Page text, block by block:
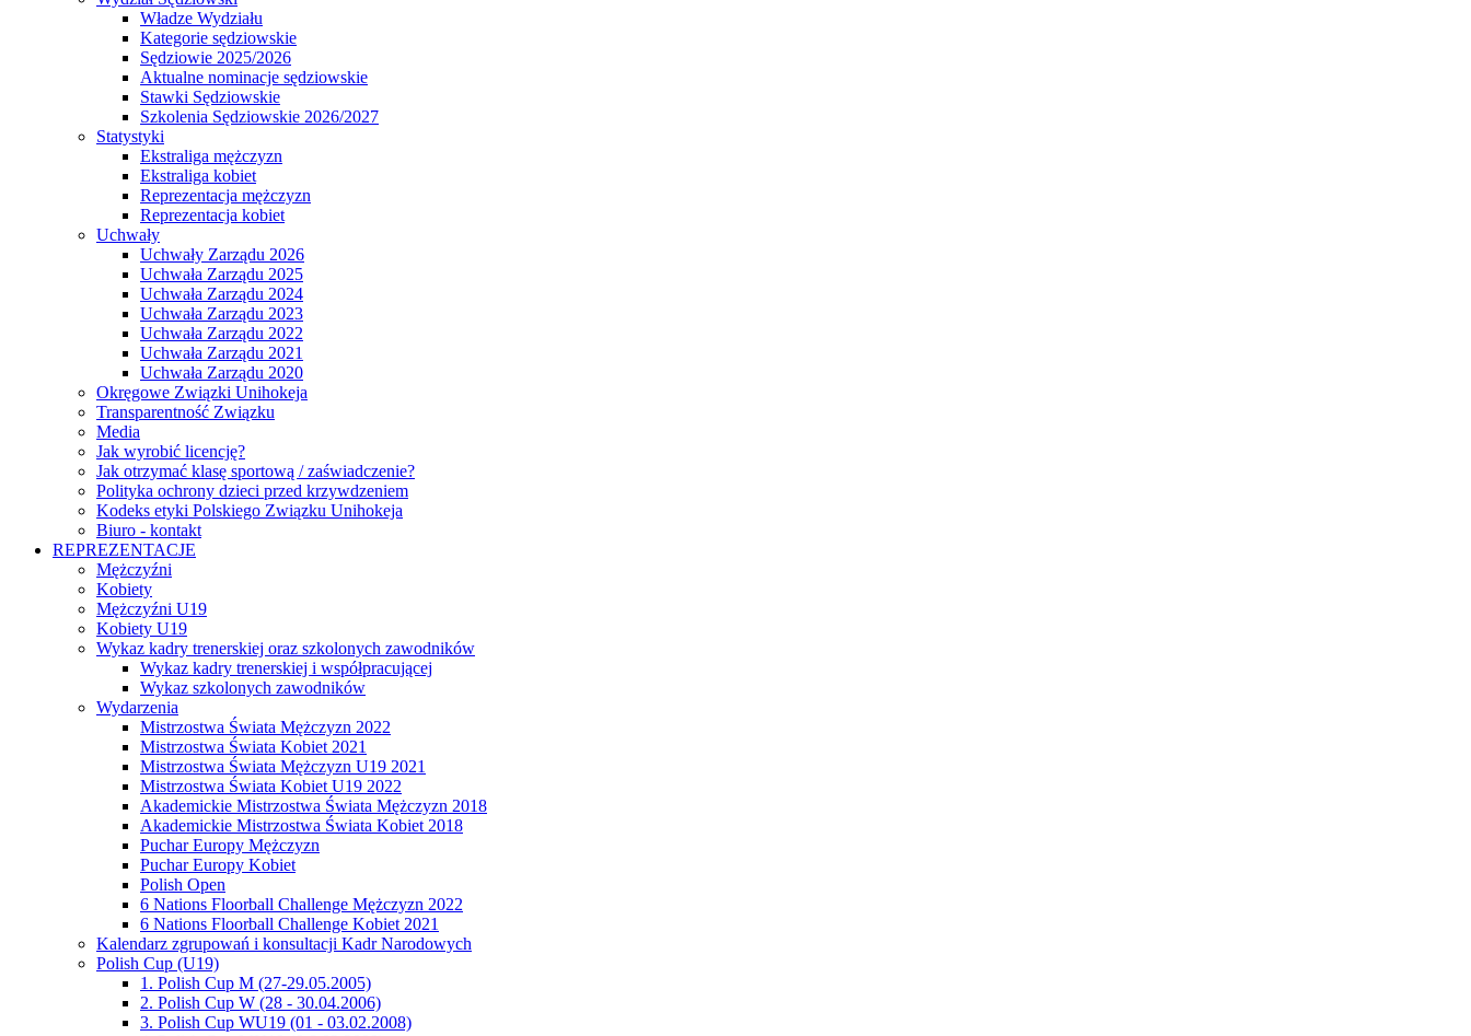
Władze Wydziału
Kategorie sędziowskie
Sędziowie 2025/2026
Aktualne nominacje sędziowskie
Stawki Sędziowskie
Szkolenia Sędziowskie 2026/2027
Statystyki
Ekstraliga mężczyzn
Ekstraliga kobiet
Reprezentacja mężczyzn
Reprezentacja kobiet
Uchwały
Uchwały Zarządu 2026
Uchwała Zarządu 2025
Uchwała Zarządu 2024
Uchwała Zarządu 2023
Uchwała Zarządu 2022
Uchwała Zarządu 2021
Uchwała Zarządu 2020
Okręgowe Związki Unihokeja
Transparentność Związku
Media
Jak wyrobić licencję?
Jak otrzymać klasę sportową / zaświadczenie?
Polityka ochrony dzieci przed krzywdzeniem
Kodeks etyki Polskiego Związku Unihokeja
Biuro - kontakt
REPREZENTACJE
Mężczyźni
Kobiety
Mężczyźni U19
Kobiety U19
Wykaz kadry trenerskiej oraz szkolonych zawodników
Wykaz kadry trenerskiej i współpracującej
Wykaz szkolonych zawodników
Wydarzenia
Mistrzostwa Świata Mężczyzn 2022
Mistrzostwa Świata Kobiet 2021
Mistrzostwa Świata Mężczyzn U19 2021
Mistrzostwa Świata Kobiet U19 2022
Akademickie Mistrzostwa Świata Mężczyzn 2018
Akademickie Mistrzostwa Świata Kobiet 2018
Puchar Europy Mężczyzn
Puchar Europy Kobiet
Polish Open
6 Nations Floorball Challenge Mężczyzn 2022
6 Nations Floorball Challenge Kobiet 2021
Kalendarz zgrupowań i konsultacji Kadr Narodowych
Polish Cup (U19)
1. Polish Cup M (27-29.05.2005)
2. Polish Cup W (28 - 30.04.2006)
3. Polish Cup WU19 (01 - 03.02.2008)